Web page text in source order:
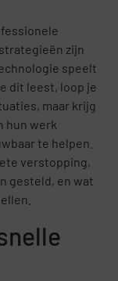
zijn
speelt
dit leest, loop je
maar krijg
hun werk
te helpen.
verstopping,
gesteld, en wat